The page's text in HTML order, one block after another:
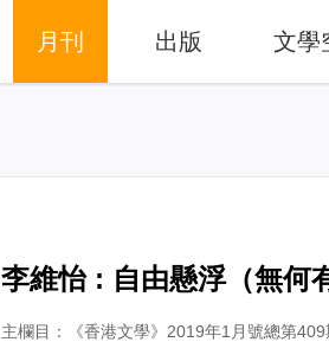
月刊 出版 文學
李維怡 : 自由懸浮（無何
主欄目：《香港文學》2019年1月號總第409